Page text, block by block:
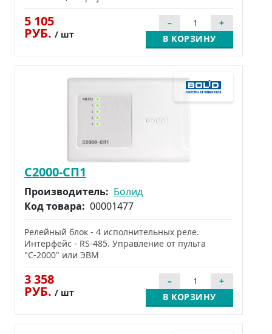
5 105
РУБ. / шт В КОРЗИНУ
С2000-СП1
Производитель: Болид
Код товара: 00001477
Релейный блок - 4 исполнительных реле.
Интерфейс - RS-485. Управление от пульта
"С-2000" или ЭВМ
3 358
РУБ. / шт В КОРЗИНУ